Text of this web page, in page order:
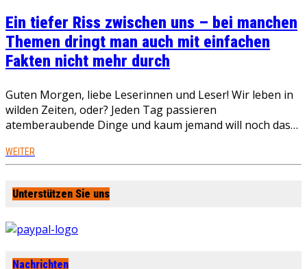
Ein tiefer Riss zwischen uns – bei manchen
Themen dringt man auch mit einfachen
Fakten nicht mehr durch
Guten Morgen, liebe Leserinnen und Leser! Wir leben in
wilden Zeiten, oder? Jeden Tag passieren
atemberaubende Dinge und kaum jemand will noch das…
WEITER
Unterstützen Sie uns
Nachrichten